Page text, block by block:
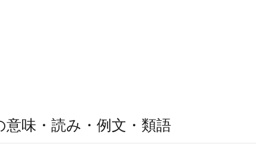
意味・読み・例文・類語